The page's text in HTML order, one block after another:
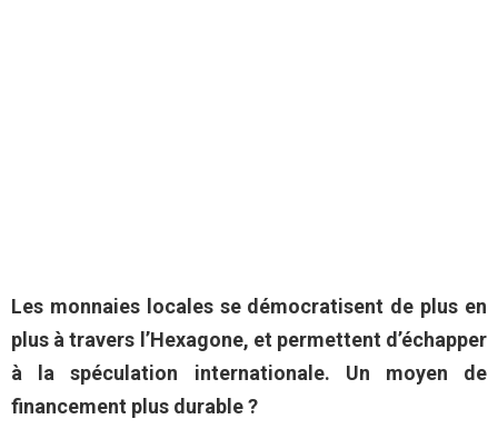
Les monnaies locales se démocratisent de plus en
plus à travers l’Hexagone, et permettent d’échapper
à la spéculation internationale. Un moyen de
financement plus durable ?